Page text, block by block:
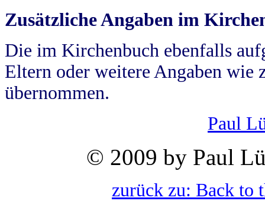
Zusätzliche Angaben im
Die im Kirchenbuch ebenfalls
Eltern oder weitere Angaben wie
übernommen.
Paul
© 2009 by Paul
zurück zu: Back to